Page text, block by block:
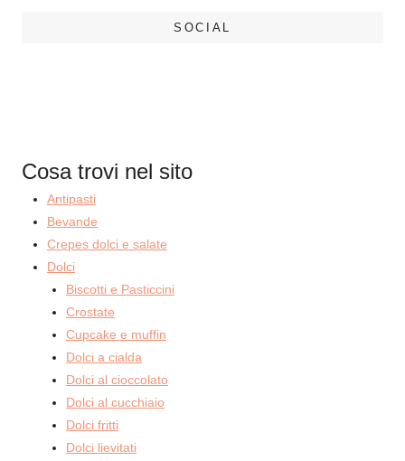
SOCIAL
Cosa trovi nel sito
Antipasti
Bevande
Crepes dolci e salate
Dolci
Biscotti e Pasticcini
Crostate
Cupcake e muffin
Dolci a cialda
Dolci al cioccolato
Dolci al cucchiaio
Dolci fritti
Dolci lievitati